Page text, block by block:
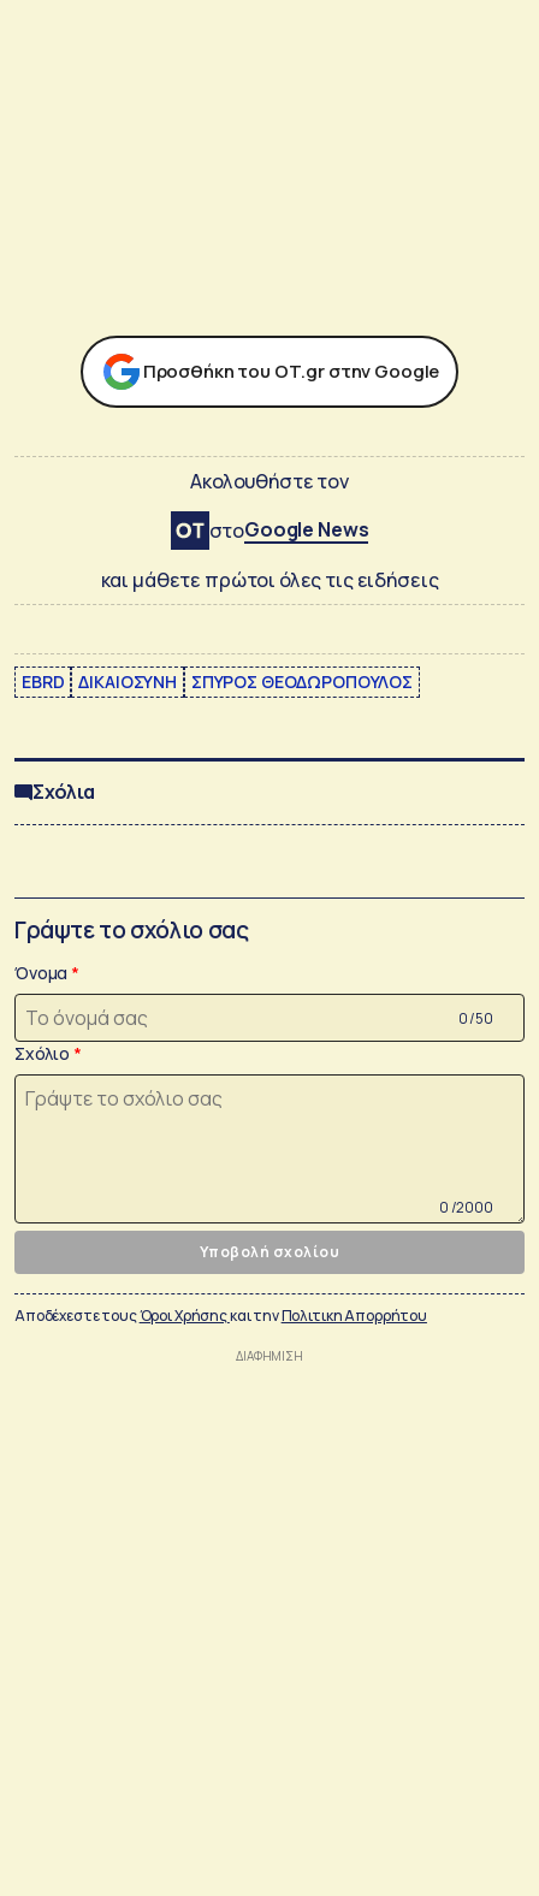
Προσθήκη του ΟΤ.gr στην Google
Ακολουθήστε τον
στοGoogle News
και μάθετε πρώτοι όλες τις ειδήσεις
EBRD ΔΙΚΑΙΟΣΥΝΗ ΣΠΥΡΟΣ ΘΕΟΔΩΡΟΠΟΥΛΟΣ
Σχόλια
Γράψτε το σχόλιο σας
Όνομα
0 /50
Σχόλιο
0 /2000
Υποβολή σχολίου
Αποδέχεστε τουςΌροι Χρήσηςκαι τηνΠολιτικη Απορρήτου